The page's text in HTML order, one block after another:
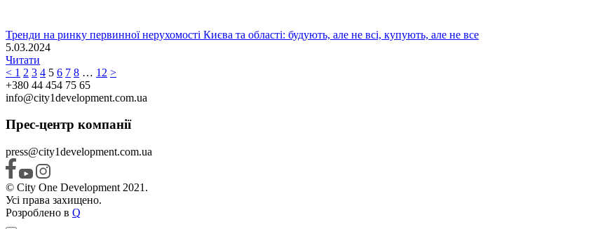
Тренди на ринку первинної нерухомості Києва та області: будують, але не всі, купують, але не все
5.03.2024
Читати
< 1 2 3 4 5 6 7 8 … 12 >
+380 44 454 75 65
info@city1development.com.ua
Прес-центр компанії
press@city1development.com.ua
© City One Development 2021.
Усі права захищено.
Розроблено в Q